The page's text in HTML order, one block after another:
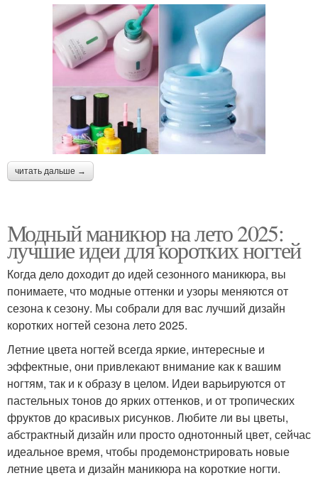
читать дальше →
Модный маникюр на лето 2025:
лучшие идеи для коротких ногтей
Когда дело доходит до идей сезонного маникюра, вы
понимаете, что модные оттенки и узоры меняются от
сезона к сезону. Мы собрали для вас лучший дизайн
коротких ногтей сезона лето 2025.
Летние цвета ногтей всегда яркие, интересные и
эффектные, они привлекают внимание как к вашим
ногтям, так и к образу в целом. Идеи варьируются от
пастельных тонов до ярких оттенков, и от тропических
фруктов до красивых рисунков. Любите ли вы цветы,
абстрактный дизайн или просто однотонный цвет, сейчас
идеальное время, чтобы продемонстрировать новые
летние цвета и дизайн маникюра на короткие ногти.